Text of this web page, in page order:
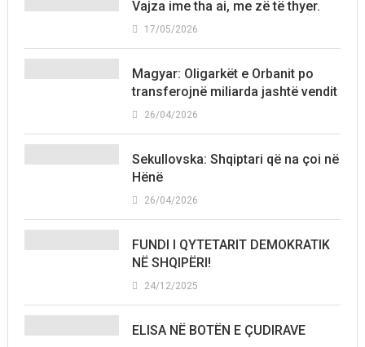
Vajza ime tha ai, me zë të thyer.
17/05/2026
Magyar: Oligarkët e Orbanit po
transferojnë miliarda jashtë vendit
26/04/2026
Sekullovska: Shqiptari që na çoi në
Hënë
26/04/2026
FUNDI I QYTETARIT DEMOKRATIK
NË SHQIPËRI!
24/12/2025
ELISA NË BOTËN E ÇUDIRAVE